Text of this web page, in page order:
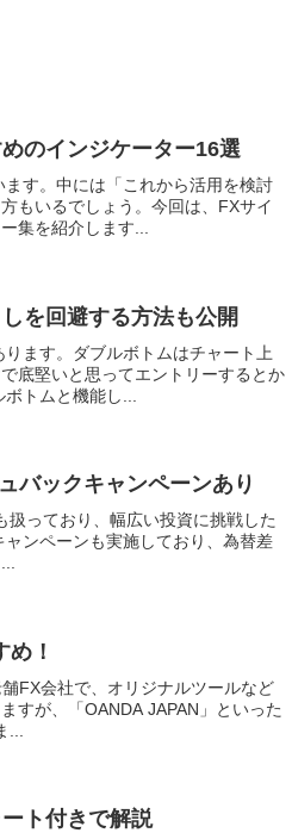
のインジケーター16選
す。中には「これから活用を検討
もいるでしょう。今回は、FXサイ
集を紹介します...
を回避する方法も公開
ます。ダブルボトムはチャート上
底堅いと思ってエントリーするとか
トムと機能し...
バックキャンペーンあり
っており、幅広い投資に挑戦した
ンペーンも実施しており、為替差
！
FX会社で、オリジナルツールなど
すが、「OANDA JAPAN」といった
ト付きで解説